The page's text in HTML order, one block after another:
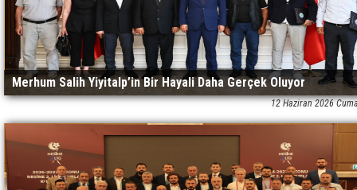
Merhum Salih Yiyitalp’in Bir Hayali Daha Gerçek Oluyor
12 Haziran 2026